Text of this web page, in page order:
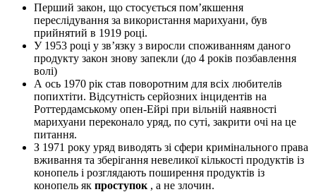
Перший закон, що стосується пом’якшення
переслідування за використання марихуани, був
прийнятий в 1919 році.
У 1953 році у зв’язку з виросли споживанням даного
продукту закон знову запекли (до 4 років позбавлення
волі)
А ось 1970 рік став поворотним для всіх любителів
попихтіти. Відсутність серйозних інцидентів на
Роттердамському опен-Ейрі при вільній наявності
марихуани переконало уряд, по суті, закрити очі на це
питання.
З 1971 року уряд виводять зі сфери кримінального права
вживання та зберігання невеликої кількості продуктів із
конопель і розглядають поширення продуктів із
конопель як проступок , а не злочин.